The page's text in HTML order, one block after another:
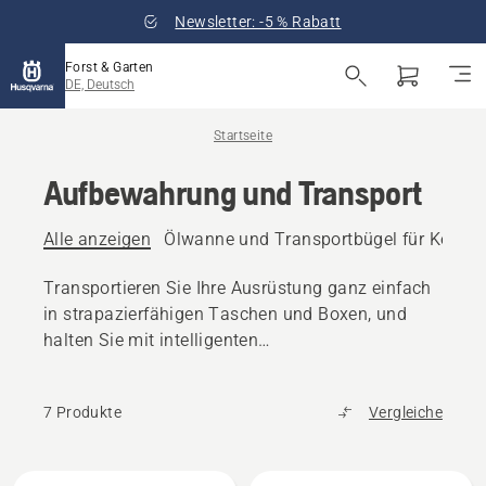
Newsletter: -5 % Rabatt
Forst & Garten
DE, Deutsch
Startseite
Aufbewahrung und Transport
Alle anzeigen Ölwanne und Transportbügel für
Transportieren Sie Ihre Ausrüstung ganz einfach
in strapazierfähigen Taschen und Boxen, und
halten Sie mit intelligenten
7 Produkte Vergleiche